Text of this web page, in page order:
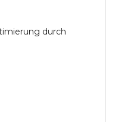
durch